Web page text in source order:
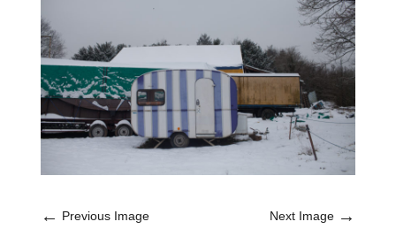
← Previous Image Next Image →